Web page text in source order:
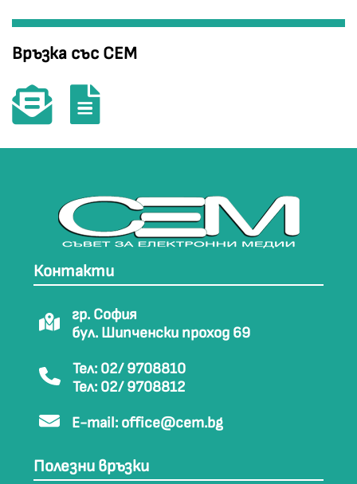
Връзка със СЕМ
Контакти
гр. София
бул. Шипченски проход 69
Тел: 02/ 9708810
Тел: 02/ 9708812
E-mail: office@cem.bg
Полезни връзки